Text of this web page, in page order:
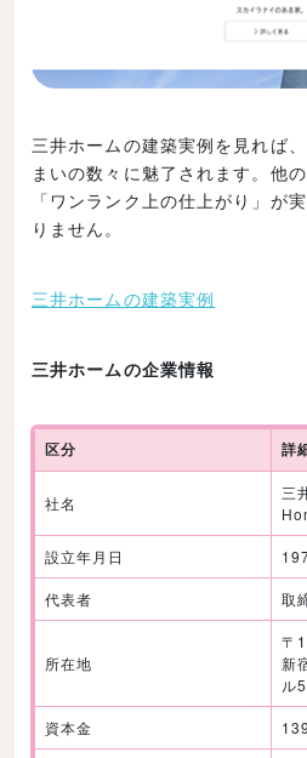
三井ホームの建築実例を見れば
まいの数々に魅了されます。他
「ワンランク上の仕上がり」が
りません。
三井ホームの建築実例
三井ホームの企業情報
区分 詳
社名
三
設立年月日
代表者 取
所在地
〒
新
ル
資本金